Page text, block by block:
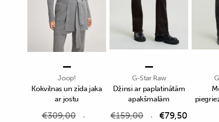
Joop!
Kokvilnas un zīda jaka
ar jostu
€309,00
G-Star Raw
Džinsi ar paplatinātām
apakšmalām
€159,00 €79,50